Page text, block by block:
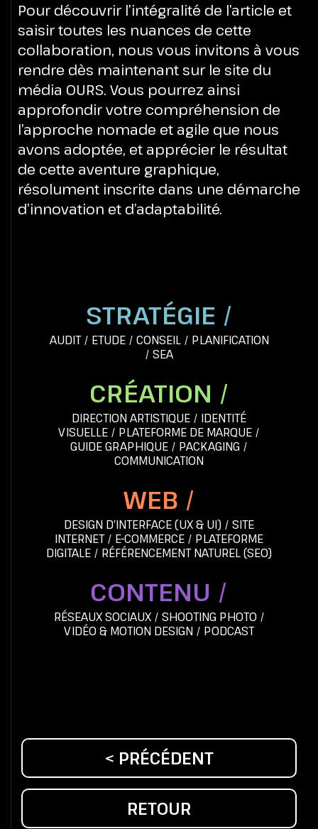
Pour découvrir l’intégralité de l’article et
saisir toutes les nuances de cette
collaboration, nous vous invitons à vous
rendre dès maintenant sur le site du
média OURS. Vous pourrez ainsi
approfondir votre compréhension de
l’approche nomade et agile que nous
avons adoptée, et apprécier le résultat
de cette aventure graphique,
résolument inscrite dans une démarche
d’innovation et d’adaptabilité.
STRATÉGIE /
AUDIT/ ETUDE/ CONSEIL/ PLANIFICATION
/ SEA
DIRECTION ARTISTIQUE / IDENTITÉ
VISUELLE / PLATEFORME DE MARQUE /
GUIDE GRAPHIQUE / PACKAGING /
COMMUNICATION
CRÉATION /
WEB /
DESIGN D’INTERFACE (UX & UI) / SITE
INTERNET/ E-COMMERCE / PLATEFORME
DIGITALE / RÉFÉRENCEMENT NATUREL (SEO)
RÉSEAUX SOCIAUX/ SHOOTING PHOTO/
VIDÉO & MOTION DESIGN / PODCAST
CONTENU /
< PRÉCÉDENT
RETOUR